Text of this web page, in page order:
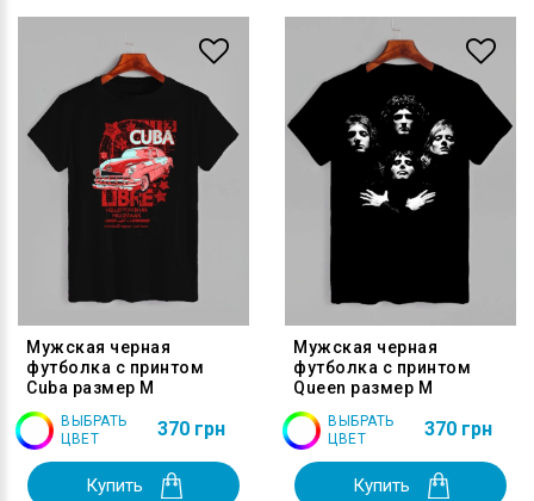
Мужская черная
футболка с принтом
Cuba размер M
ВЫБРАТЬ
ЦВЕТ
370 грн
Купить
Мужская черная
футболка с принтом
Queen размер M
ВЫБРАТЬ
ЦВЕТ
370 грн
Купить